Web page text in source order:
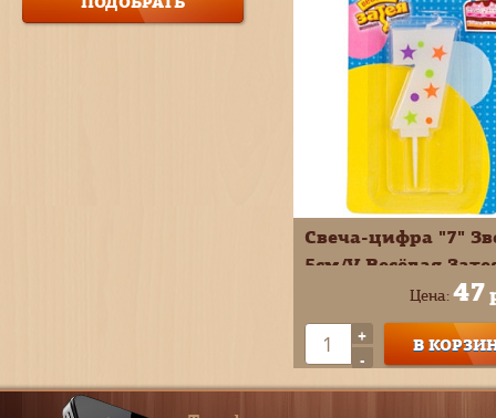
Свеча-цифра "7"
5см/V Весёлая
Цена:47
+
-
В